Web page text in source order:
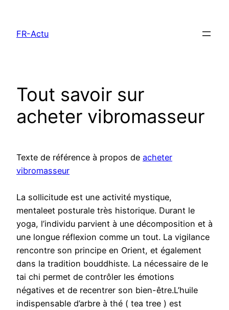
contenu
FR-Actu
Tout savoir sur
acheter vibromasseur
Texte de référence à propos de acheter
vibromasseur
La sollicitude est une activité mystique,
mentaleet posturale très historique. Durant le
yoga, l’individu parvient à une décomposition et à
une longue réflexion comme un tout. La vigilance
rencontre son principe en Orient, et également
dans la tradition bouddhiste. La nécessaire de le
tai chi permet de contrôler les émotions
négatives et de recentrer son bien-être.L’huile
indispensable d’arbre à thé ( tea tree ) est